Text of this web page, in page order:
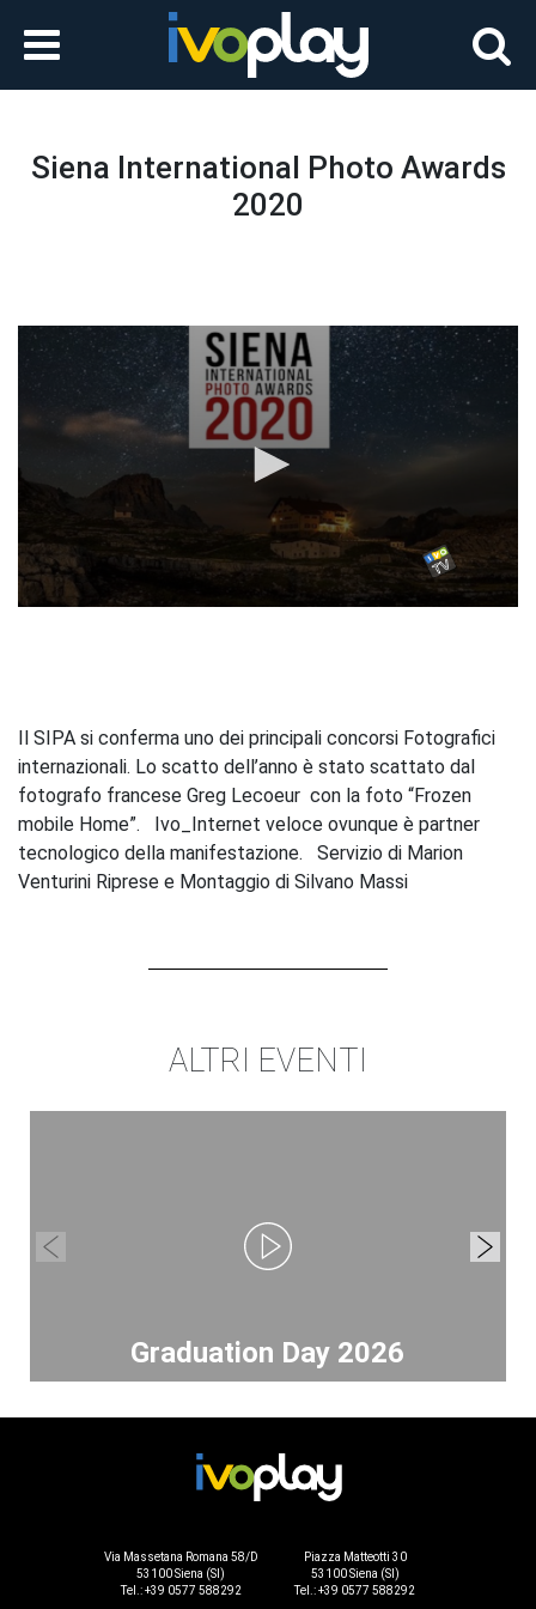
Siena International Photo Awards
2020
Il SIPA si conferma uno dei principali concorsi Fotografici
internazionali. Lo scatto dell’anno è stato scattato dal
fotografo francese Greg Lecoeur con la foto “Frozen
mobile Home”. Ivo_Internet veloce ovunque è partner
tecnologico della manifestazione. Servizio di Marion
Venturini Riprese e Montaggio di Silvano Massi
ALTRI EVENTI
Graduation Day 2026
Via Massetana Romana 58/D
53100 Siena (SI)
Tel.: +39 0577 588292
Piazza Matteotti 30
53100 Siena (SI)
Tel.: +39 0577 588292